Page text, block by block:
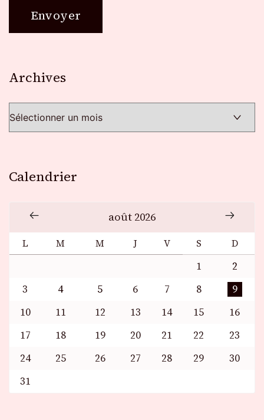
Archives
Calendrier
août 2026
L M M J V S D
1
2
3
4 5 6 7 8
9
10
11 12 13 14 15
16
17
18 19 20 21 22
23
24
25 26 27 28 29
30
31